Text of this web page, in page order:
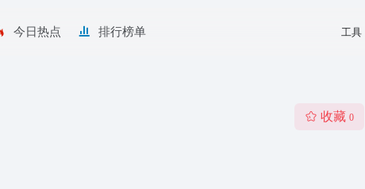
今日热点 排行榜单 工具
收藏 0